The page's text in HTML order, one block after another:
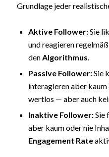
Grundlage jeder
Aktive Follower:Sie
und reagieren
denAlgorithmus.
Passive Follower:Sie
interagieren aber
wertlos — aber auch
Inaktive Follower:Sie
aber kaum oder nie
Engagement Rate